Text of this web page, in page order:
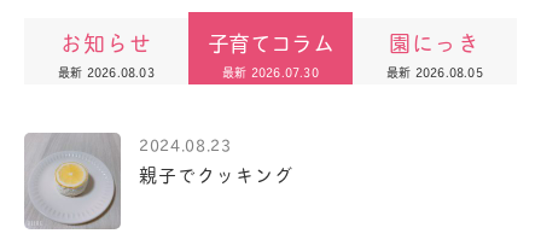
お知らせ
最新 2026.08.03
子育てコラム
最新 2026.07.30
園にっき
最新 2026.08.05
2024.08.23
親子でクッキング